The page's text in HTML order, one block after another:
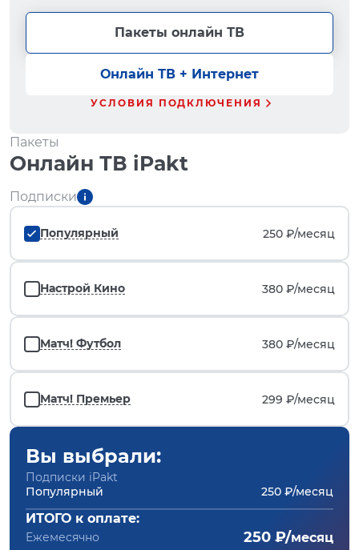
Пакеты онлайн ТВ
Онлайн ТВ + Интернет
УСЛОВИЯ ПОДКЛЮЧЕНИЯ
Пакеты
Онлайн ТВ iPakt
Подписки
Популярный 250 ₽/месяц
Настрой Кино 380 ₽/месяц
Матч! Футбол 380 ₽/месяц
Матч! Премьер 299 ₽/месяц
Вы выбрали:
Подписки iPakt
Популярный
250 ₽/месяц
ИТОГО к оплате:
Ежемесячно 250 ₽/месяц